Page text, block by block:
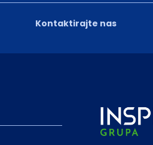
Kontaktirajte nas